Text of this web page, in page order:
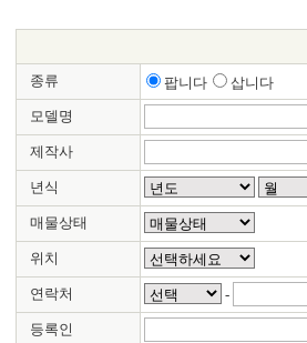
종류 팝니다
삽니다
모델명
제작사
년식
매물상태
위치
연락처 -
등록인